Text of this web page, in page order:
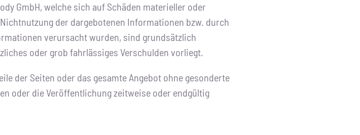
GmbH, welche sich auf Schäden materieller oder
der dargebotenen Informationen bzw. durch
verursacht wurden, sind grundsätzlich
oder grob fahrlässiges Verschulden vorliegt.
der Seiten oder das gesamte Angebot ohne gesonderte
oder die Veröffentlichung zeitweise oder endgültig